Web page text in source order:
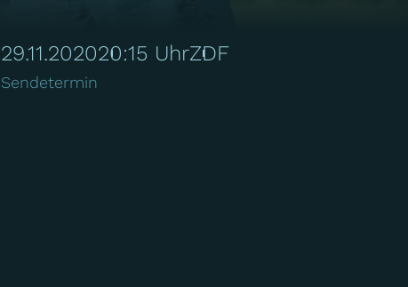
29.11.202020:15 UhrZDF
Sendetermin